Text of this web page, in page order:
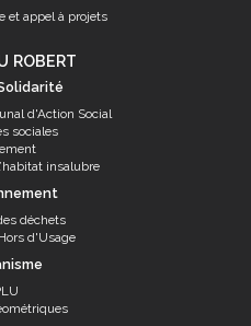
et appel à projets
ROBERT
d'Action Social
sociales
insalubre
déchets
d'Usage